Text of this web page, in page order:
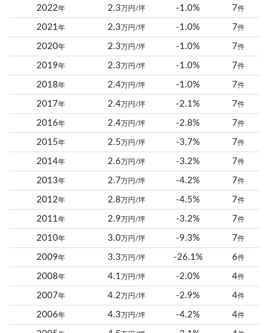
2022年 2.3 万円/坪 -1.0% 7件
2021年 2.3 万円/坪 -1.0% 7件
2020年 2.3 万円/坪 -1.0% 7件
2019年 2.3 万円/坪 -1.0% 7件
2018年 2.4万円/坪 -1.0% 7件
2017年 2.4万円/坪 -2.1% 7件
2016年 2.4万円/坪 -2.8% 7件
2015年 2.5 万円/坪 -3.7% 7件
2014年 2.6 万円/坪 -3.2% 7件
2013年 2.7 万円/坪 -4.2% 7件
2012年 2.8 万円/坪 -4.5% 7件
2011年 2.9 万円/坪 -3.2% 7件
2010年 3.0万円/坪 -9.3% 7件
2009年 3.3 万円/坪 -26.1% 6件
2008年 4.1 万円/坪 -2.0% 4件
2007年 4.2 万円/坪 -2.9% 4件
2006年 4.3 万円/坪 -4.2% 4件